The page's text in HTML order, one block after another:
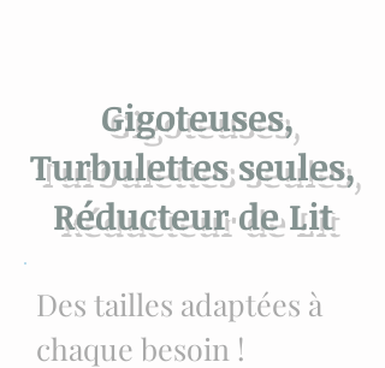
Gigoteuses,
Turbulettes seules,
Réducteur de Lit
Des tailles adaptées à
chaque besoin !